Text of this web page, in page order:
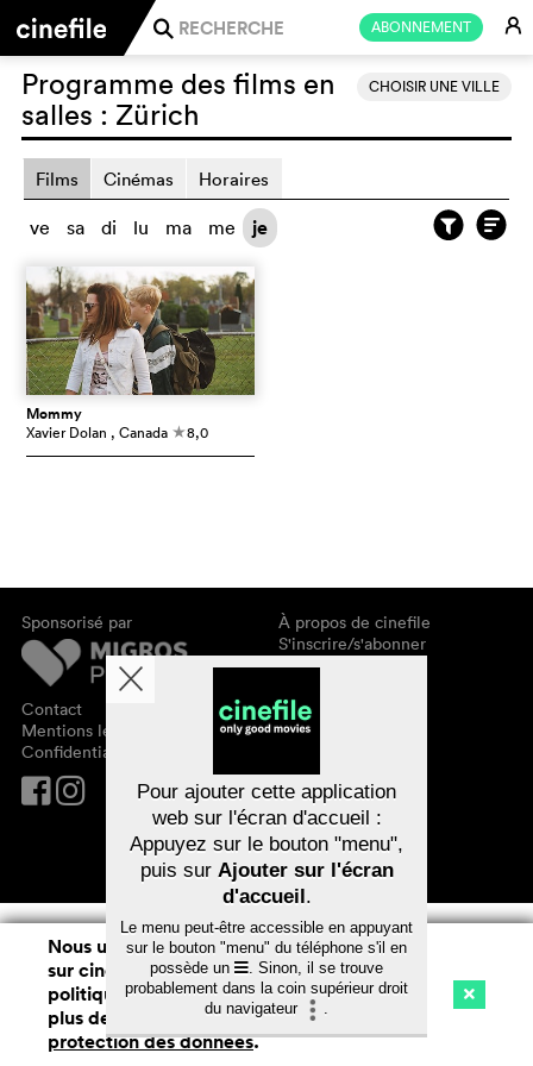
ABONNEMENT E
j
Cinéma Streaming Watchlist (
CHOISIR UNE VILLE
Programme des films en
salles : Zürich
Films Cinémas Horaires
ve sa di lu ma me je
Mommy
Xavier Dolan , Canada c8,0
Sponsorisé par
Contact
Mentions légales
Confidentialité des données
À propos de cinefile
S'inscrire/s'abonner
Newsletter
Bons-cadeaux
Nous utilisons des cookies. En naviguant
sur cinefile.ch, vous acceptez notre
politique d'utilisation des cookies. Pour
plus de détails, voir notredéclaration de
protection des données.
Pour ajouter cette application
web sur l'écran d'accueil :
Appuyez sur le bouton "menu",
puis sur Ajouter sur l'écran
d'accueil.
Le menu peut-être accessible en appuyant
sur le bouton "menu" du téléphone s'il en
possède un
. Sinon, il se trouve
probablement dans la coin supérieur droit
du navigateur
.